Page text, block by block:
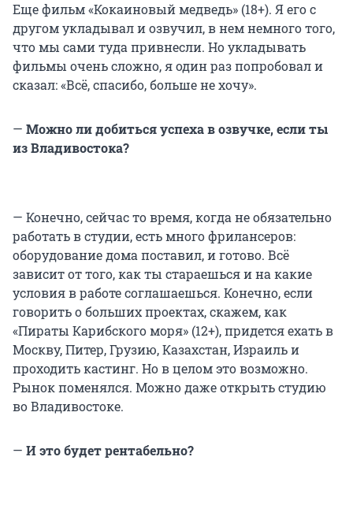
Еще фильм «Кокаиновый медведь» (18+). Я его с
другом укладывал и озвучил, в нем немного того,
что мы сами туда привнесли. Но укладывать
фильмы очень сложно, я один раз попробовал и
сказал: «Всё, спасибо, больше не хочу».
— Можно ли добиться успеха в озвучке, если ты
из Владивостока?
— Конечно, сейчас то время, когда не обязательно
работать в студии, есть много фрилансеров:
оборудование дома поставил, и готово. Всё
зависит от того, как ты стараешься и на какие
условия в работе соглашаешься. Конечно, если
говорить о больших проектах, скажем, как
«Пираты Карибского моря» (12+), придется ехать в
Москву, Питер, Грузию, Казахстан, Израиль и
проходить кастинг. Но в целом это возможно.
Рынок поменялся. Можно даже открыть студию
во Владивостоке.
— И это будет рентабельно?